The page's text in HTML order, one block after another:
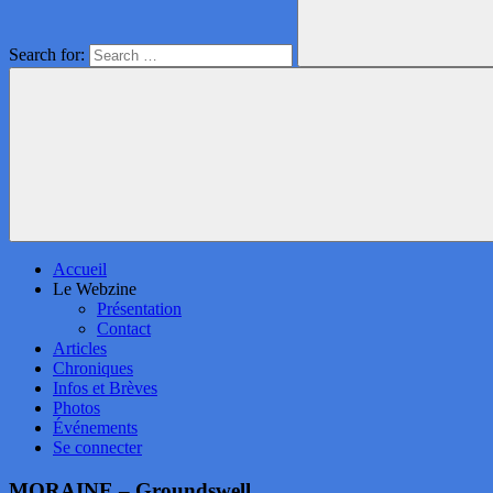
Search for:
Accueil
Le Webzine
Présentation
Contact
Articles
Chroniques
Infos et Brèves
Photos
Événements
Se connecter